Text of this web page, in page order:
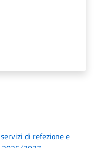
di refezione e